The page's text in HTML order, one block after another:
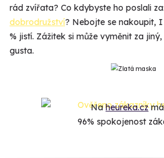
rád zvířata? Co kdybyste ho poslali
dobrodružství? Nebojte se nakoupit,
% jistí. Zážitek si může vyměnit za
gusta.
Naheureka.cz
96% spokojenost